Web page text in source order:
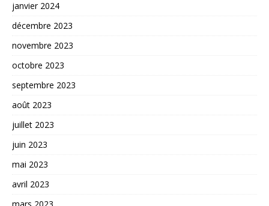
janvier 2024
décembre 2023
novembre 2023
octobre 2023
septembre 2023
août 2023
juillet 2023
juin 2023
mai 2023
avril 2023